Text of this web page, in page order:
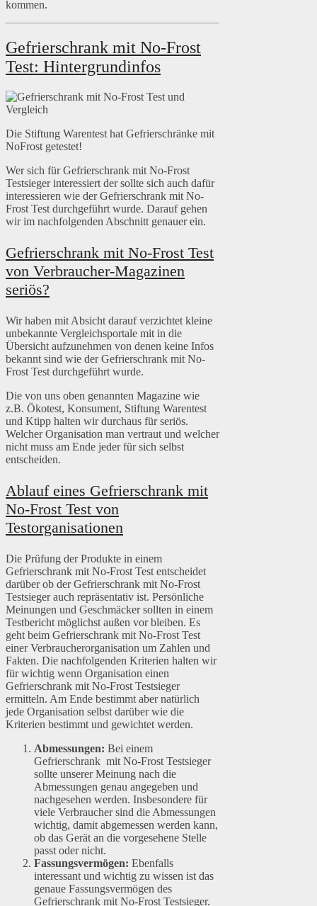
kommen.
Gefrierschrank mit No-Frost
Test: Hintergrundinfos
Die Stiftung Warentest hat Gefrierschränke mit
NoFrost getestet!
Wer sich für Gefrierschrank mit No-Frost
Testsieger interessiert der sollte sich auch dafür
interessieren wie der Gefrierschrank mit No-
Frost Test durchgeführt wurde. Darauf gehen
wir im nachfolgenden Abschnitt genauer ein.
Gefrierschrank mit No-Frost Test
von Verbraucher-Magazinen
seriös?
Wir haben mit Absicht darauf verzichtet kleine
unbekannte Vergleichsportale mit in die
Übersicht aufzunehmen von denen keine Infos
bekannt sind wie der Gefrierschrank mit No-
Frost Test durchgeführt wurde.
Die von uns oben genannten Magazine wie
z.B. Ökotest, Konsument, Stiftung Warentest
und Ktipp halten wir durchaus für seriös.
Welcher Organisation man vertraut und welcher
nicht muss am Ende jeder für sich selbst
entscheiden.
Ablauf eines Gefrierschrank mit
No-Frost Test von
Testorganisationen
Die Prüfung der Produkte in einem
Gefrierschrank mit No-Frost Test entscheidet
darüber ob der Gefrierschrank mit No-Frost
Testsieger auch repräsentativ ist. Persönliche
Meinungen und Geschmäcker sollten in einem
Testbericht möglichst außen vor bleiben. Es
geht beim Gefrierschrank mit No-Frost Test
einer Verbraucherorganisation um Zahlen und
Fakten. Die nachfolgenden Kriterien halten wir
für wichtig wenn Organisation einen
Gefrierschrank mit No-Frost Testsieger
ermitteln. Am Ende bestimmt aber natürlich
jede Organisation selbst darüber wie die
Kriterien bestimmt und gewichtet werden.
Abmessungen: Bei einem
Gefrierschrank mit No-Frost Testsieger
sollte unserer Meinung nach die
Abmessungen genau angegeben und
nachgesehen werden. Insbesondere für
viele Verbraucher sind die Abmessungen
wichtig, damit abgemessen werden kann,
ob das Gerät an die vorgesehene Stelle
passt oder nicht.
Fassungsvermögen: Ebenfalls
interessant und wichtig zu wissen ist das
genaue Fassungsvermögen des
Gefrierschrank mit No-Frost Testsieger.